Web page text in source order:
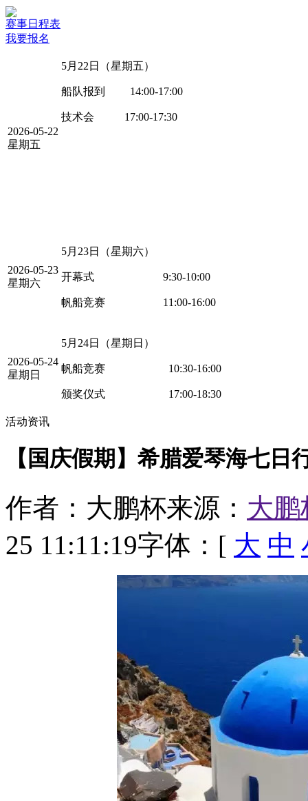
赛事日程表
我要报名
2026-05-22
星期五
5月22日（星期五）
船队报到 14:00-17:00
技术会 17:00-17:30
2026-05-23
星期六
5月23日（星期六）
开幕式 9:30-10:00
帆船竞赛 11:00-16:00
2026-05-24
星期日
5月24日（星期日）
帆船竞赛 10:30-16:00
颁奖仪式 17:00-18:30
活动资讯
【国庆假期】希腊爱琴海七日
作者：大鹏杯来源： 大鹏
25 11:11:19字体：[ 大 中